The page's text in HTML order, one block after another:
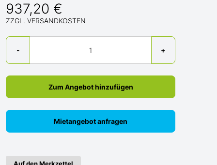
937,20 €
ZZGL. VERSANDKOSTEN
-
Menge
+
Zum Angebot hinzufügen
Mietangebot anfragen